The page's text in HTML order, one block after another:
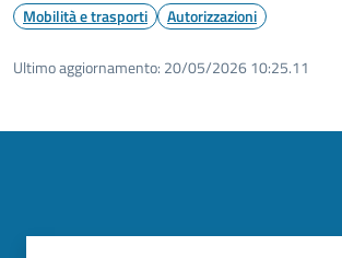
Mobilità e trasporti Autorizzazioni
Ultimo aggiornamento: 20/05/2026 10:25.11